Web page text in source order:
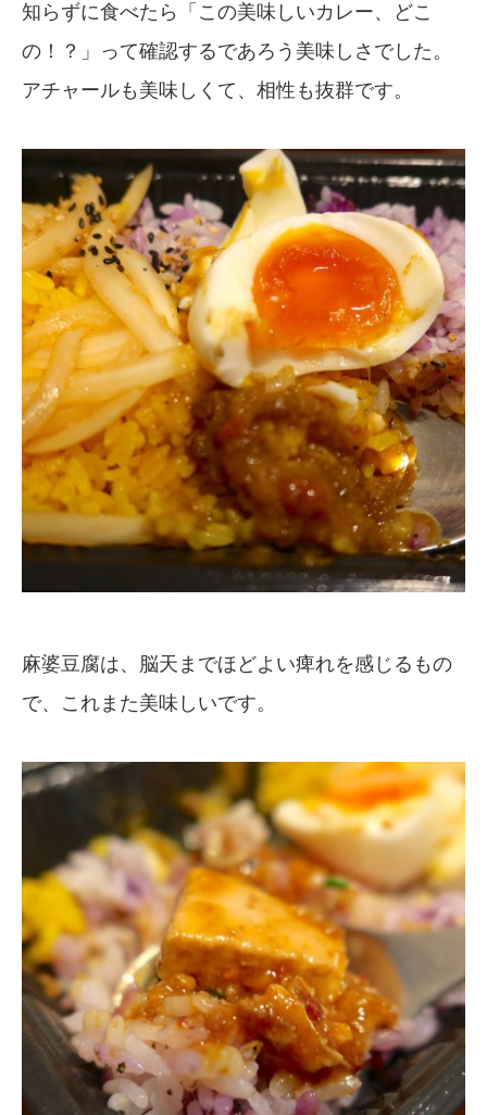
知らずに食べたら「この美味しいカレー、どこ
の！？」って確認するであろう美味しさでした。
アチャールも美味しくて、相性も抜群です。
麻婆豆腐は、脳天までほどよい痺れを感じるもの
で、これまた美味しいです。